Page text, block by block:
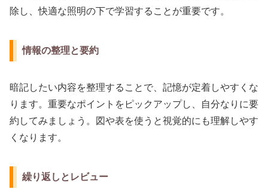
除し、快適な照明の下で学習することが重要です。
情報の整理と要約
暗記したい内容を整理することで、記憶が定着しやすくな
ります。重要なポイントをピックアップし、自分なりに要
約してみましょう。図や表を使うと視覚的にも理解しやす
くなります。
繰り返しとレビュー